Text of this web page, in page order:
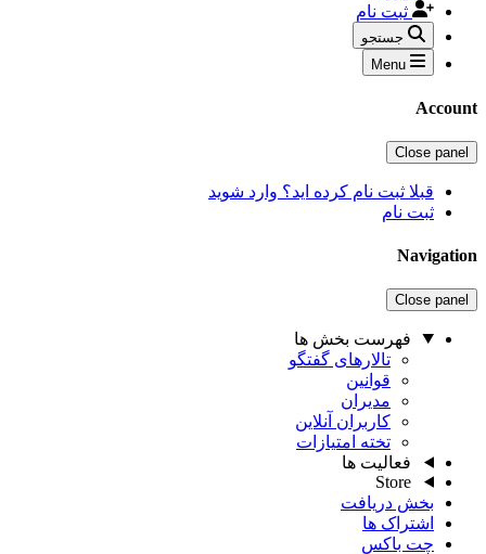
ثبت نام
جستجو
Menu
Account
Close panel
قبلا ثبت نام کرده اید؟ وارد شوید
ثبت نام
Navigation
Close panel
فهرست بخش ها
تالارهای گفتگو
قوانین
مدیران
کاربران آنلاین
تخته امتیازات
فعالیت ها
Store
بخش دریافت
اشتراک ها
چت باکس